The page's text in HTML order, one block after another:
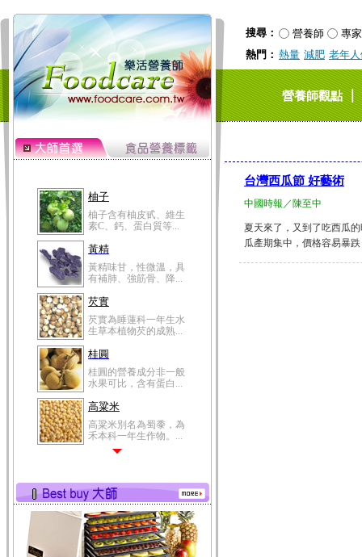
搜尋： 營養師
專家
熱門： 熱量 減肥 老年
營養師觀點｜
柚子
柚子含有柚皮甙、維生
素C、鈣、蛋白質等...
黃精
黃精味甘，性微溫，具
有補肺、強筋骨、降...
芡實
芡實為睡蓮科一年生水
生草本植物芡的成熟...
桂圓
桂圓的營養成分非一般
水果可比，含有蛋白...
高粱米
高粱米別名為蜀黍，為
禾本科一年生作物。...
有蛋白質、脂肪、磷...
鮪魚
鮪魚肚肉中的不飽和脂
肪酸內富含EPA和DH...
台灣西瓜節 好藝術
中國時報／陳至中
夏天來了，又到了吃西瓜
瓜產期集中，價格容易暴